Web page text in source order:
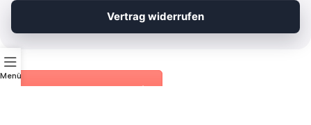
neuesten Updates und Aktionen zu erhalten.
Hier zum Online-Widerruf
Menü
Vertrag widerrufen